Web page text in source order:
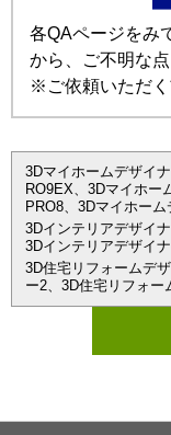
各QAページをみ
から、ご不明な
※ご依頼いただく
3Dマイホームデザイ
RO9EX、3Dマイホー
PRO8、3Dマイホー
3Dインテリアデザイ
3Dインテリアデザイ
3D住宅リフォームデ
ー2、3D住宅リフォー